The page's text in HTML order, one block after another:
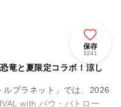
保存
3241
竜と夏限定コラボ！涼し
プラネット」では、2026
with パウ・パトロー